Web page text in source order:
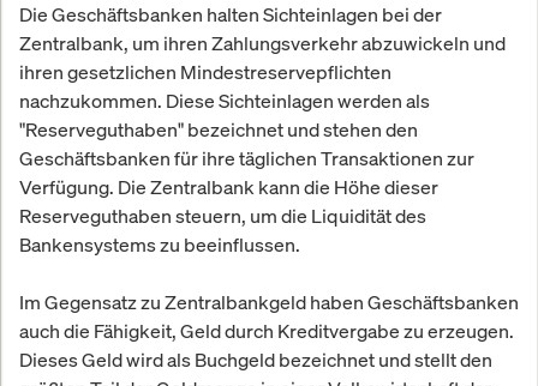
Die Geschäftsbanken halten Sichteinlagen bei der
Zentralbank, um ihren Zahlungsverkehr abzuwickeln und
ihren gesetzlichen Mindestreservepflichten
nachzukommen. Diese Sichteinlagen werden als
"Reserveguthaben" bezeichnet und stehen den
Geschäftsbanken für ihre täglichen Transaktionen zur
Verfügung. Die Zentralbank kann die Höhe dieser
Reserveguthaben steuern, um die Liquidität des
Bankensystems zu beeinflussen.
Im Gegensatz zu Zentralbankgeld haben Geschäftsbanken
auch die Fähigkeit, Geld durch Kreditvergabe zu erzeugen.
Dieses Geld wird als Buchgeld bezeichnet und stellt den